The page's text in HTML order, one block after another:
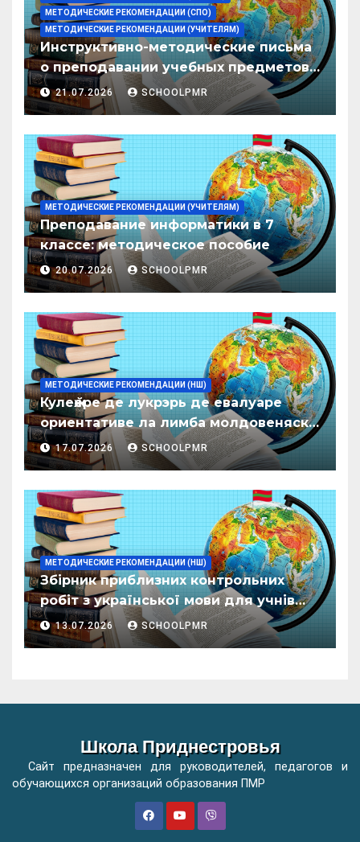
МЕТОДИЧЕСКИЕ РЕКОМЕНДАЦИИ (СПО)
МЕТОДИЧЕСКИЕ РЕКОМЕНДАЦИИ (УЧИТЕЛЯМ)
Инструктивно-методические письма
о преподавании учебных предметов/
дисциплин в организациях
образования ПМР на 2026/27 уч. год
21.07.2026 SCHOOLPMR
МЕТОДИЧЕСКИЕ РЕКОМЕНДАЦИИ (УЧИТЕЛЯМ)
Преподавание информатики в 7
классе: методическое пособие
20.07.2026 SCHOOLPMR
МЕТОДИЧЕСКИЕ РЕКОМЕНДАЦИИ (НШ)
Кулеӂере де лукрэрь де евалуаре
ориентативе ла лимба молдовеняскэ
пентру елевий класелор примаре але
организациилор де ынвэцэмынт
17.07.2026 SCHOOLPMR
МЕТОДИЧЕСКИЕ РЕКОМЕНДАЦИИ (НШ)
Збірник приблизних контрольних
робіт з української мови для учнів
початкових класів організацій
загальної освіти
13.07.2026 SCHOOLPMR
Школа Приднестровья
Сайт предназначен для руководителей, педагогов и
обучающихся организаций образования ПМР